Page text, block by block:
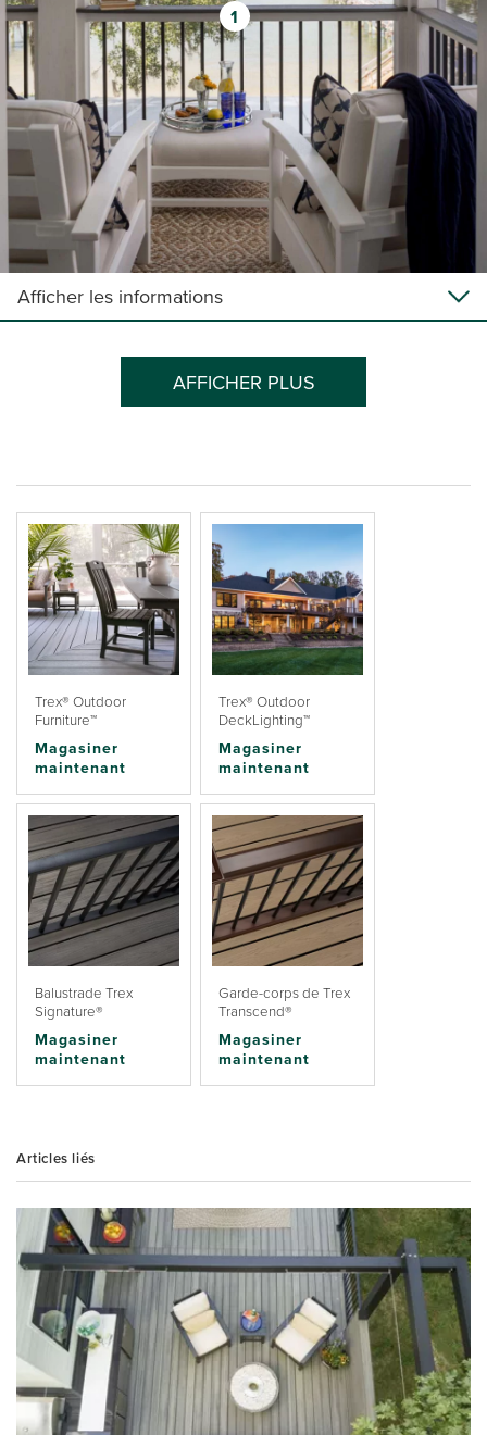
1
Afficher les informations
AFFICHER PLUS
Trex® Outdoor
Furniture™
Magasiner
maintenant
Trex® Outdoor
DeckLighting™
Magasiner
maintenant
Balustrade Trex
Signature®
Magasiner
maintenant
Garde-corps de Trex
Transcend®
Magasiner
maintenant
Articles liés